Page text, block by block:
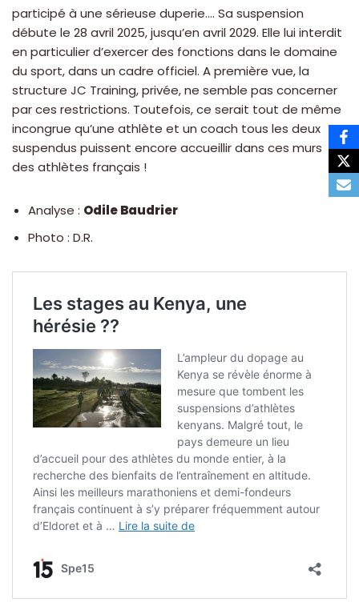
participé à une sérieuse duperie…. Sa suspension
débute le 28 avril 2025, jusqu’en avril 2029. Elle lui interdit
en particulier d’exercer des fonctions dans le domaine
du sport, dans un cadre officiel. A première vue, la
structure JC Training, privée, ne semble pas concerner
par ces restrictions. Toutefois, ce serait tout de même
incongrue qu’une athlète et un coach tous les deux
suspendus puissent encore accueillir dans ces murs
des athlètes français !
Analyse : Odile Baudrier
Photo : D.R.